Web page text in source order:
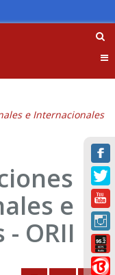
e Internacionales
e
ORII